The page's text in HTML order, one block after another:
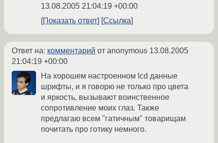
13.08.2005 21:04:19 +00:00
Показать ответ
Ссылка
Ответ на: комментарий от anonymous 13.08.2005
21:04:19 +00:00
На хорошем настроенном lcd данные
шрифты, и я говорю не только про цвета
и яркость, вызывают воинственное
сопротивление моих глаз. Также
предлагаю всем "гатичным" товарищам
почитать про готику немного.